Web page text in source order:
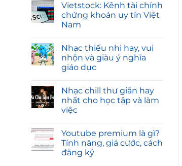
Vietstock: Kênh tài chính
chứng khoán uy tín Việt
Nam
Nhạc thiếu nhi hay, vui
nhộn và giàu ý nghĩa
giáo dục
Nhạc chill thư giãn hay
nhất cho học tập và làm
việc
Youtube premium là gì?
Tính năng, giá cước, cách
đăng ký